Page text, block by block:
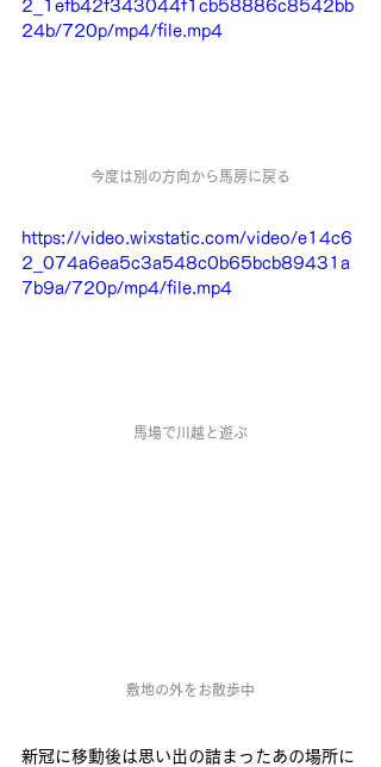
2_1efb42f343044f1cb58886c8542bb
24b/720p/mp4/file.mp4
今度は別の方向から馬房に戻る
https://video.wixstatic.com/video/e14c6
2_074a6ea5c3a548c0b65bcb89431a
7b9a/720p/mp4/file.mp4
馬場で川越と遊ぶ
敷地の外をお散歩中
新冠に移動後は思い出の詰まったあの場所に